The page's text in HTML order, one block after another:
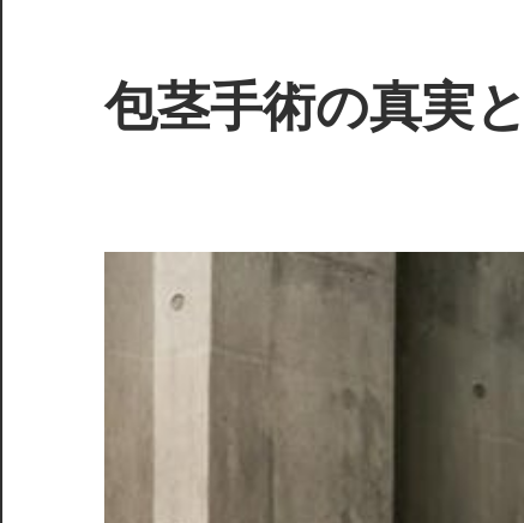
テ
ン
キ
包茎手術の真実